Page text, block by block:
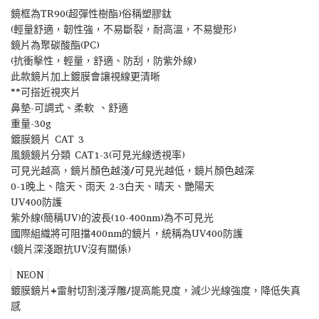
鏡框為TR90(超彈性樹酯)俗稱塑膠鈦
(輕量舒適，韌性強，不易斷裂，耐高溫，不易變形)
鏡片為聚碳酸酯(PC)
(抗衝擊性，輕量，舒適、防刮，防紫外線)
此款鏡片加上鍍膜會讓視線更清晰
**可搭近視夾片
鼻墊-可調式、柔軟 、舒適
重量-30g
鍍膜鏡片 CAT 3
風鏡鏡片分類 CAT1-3(可見光線透視率)
可見光越高，鏡片顏色越淺/可見光越低，鏡片顏色越深
0-1晚上、陰天、雨天 2-3白天、晴天、艷陽天
UV400防護
紫外線(簡稱UV)的波長(10-400nm)為不可見光
國際組織將可阻擋400nm的鏡片，統稱為UV400防護
(鏡片深淺跟抗UV沒有關係)
NEON
鍍膜鏡片+雷射切割淺浮雕/提高能見度，減少光線強度，降低失真
感